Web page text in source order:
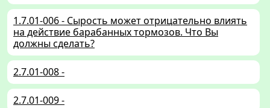
1.7.01-006 - Сырость может отрицательно влиять
на действие барабанных тормозов. Что Вы
должны сделать?
2.7.01-008 -
2.7.01-009 -